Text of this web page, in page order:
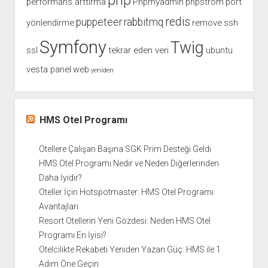
yönlendirmepuppeteer rabbitmq redis remove ssh
ssl Symfonytekrar eden veri Twig ubuntu
vesta panel web yeniden
HMS Otel Programı
Otellere Çalışan Başına SGK Prim Desteği Geldi
HMS Otel Programı Nedir ve Neden Diğerlerinden
Daha İyidir?
Oteller İçin Hotspotmaster: HMS Otel Programı
Avantajları
Resort Otellerin Yeni Gözdesi: Neden HMS Otel
Programı En İyisi?
Otelcilikte Rekabeti Yeniden Yazan Güç: HMS ile 1
Adım Öne Geçin